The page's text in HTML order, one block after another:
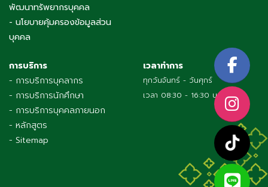
พัฒนาทรัพยากรบุคคล
- นโยบายคุ้มครองข้อมูลส่วน
บุคคล
การบริการ
- การบริการบุคลากร
- การบริการนักศึกษา
- การบริการบุคคลภายนอก
- หลักสูตร
- Sitemap
เวลาทำการ
ทุกวันจันทร์ - วันศุกร์
เวลา 08:30 - 16:30 น.